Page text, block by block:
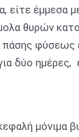
έμμεσα
θυρών
φύσεως
δύο ημέρες,